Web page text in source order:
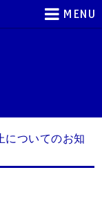
MENU
についてのお知